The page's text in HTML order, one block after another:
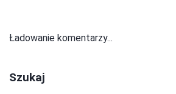
Ładowanie komentarzy...
Szukaj